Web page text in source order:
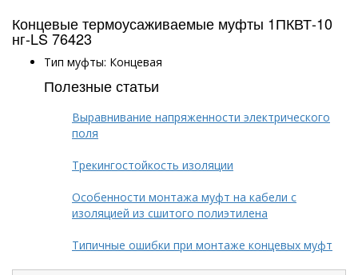
Концевые термоусаживаемые муфты 1ПКВТ-10
нг-LS 76423
Тип муфты: Концевая
Полезные статьи
Выравнивание напряженности электрического
поля
Трекингостойкость изоляции
Особенности монтажа муфт на кабели с
изоляцией из сшитого полиэтилена
Типичные ошибки при монтаже концевых муфт